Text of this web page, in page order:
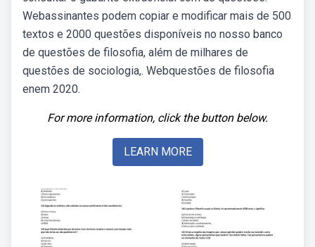
Webassinantes podem copiar e modificar mais de 500
textos e 2000 questões disponíveis no nosso banco
de questões de filosofia, além de milhares de
questões de sociologia,. Webquestões de filosofia
enem 2020.
For more information, click the button below.
LEARN MORE